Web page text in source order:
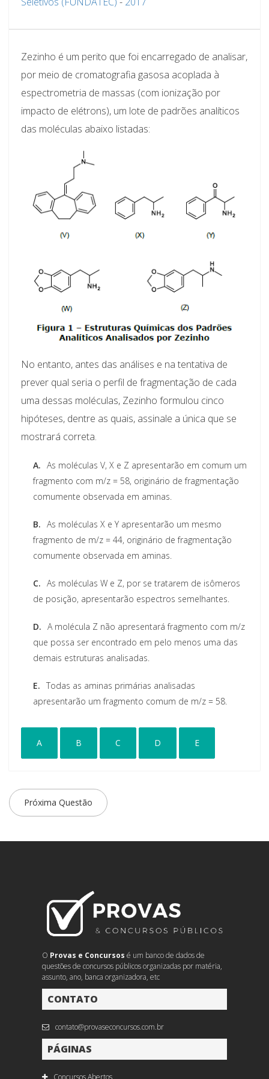
Zezinho é um perito que foi encarregado de analisar,
por meio de cromatografia gasosa acoplada à
espectrometria de massas (com ionização por
impacto de elétrons), um lote de padrões analíticos
das moléculas abaixo listadas:
No entanto, antes das análises e na tentativa de
prever qual seria o perfil de fragmentação de cada
uma dessas moléculas, Zezinho formulou cinco
hipóteses, dentre as quais, assinale a única que se
mostrará correta.
A. As moléculas V, X e Z apresentarão em comum um
fragmento com m/z = 58, originário de fragmentação
comumente observada em aminas.
B. As moléculas X e Y apresentarão um mesmo
fragmento de m/z = 44, originário de fragmentação
comumente observada em aminas.
C. As moléculas W e Z, por se tratarem de isômeros
de posição, apresentarão espectros semelhantes.
D. A molécula Z não apresentará fragmento com m/z
que possa ser encontrado em pelo menos uma das
demais estruturas analisadas.
E. Todas as aminas primárias analisadas
apresentarão um fragmento comum de m/z = 58.
A B C D E
Próxima Questão
O Provas e Concursos é um banco de dados de
questões de concursos públicos organizadas por matéria,
assunto, ano, banca organizadora, etc
CONTATO
contato@provaseconcursos.com.br
PÁGINAS